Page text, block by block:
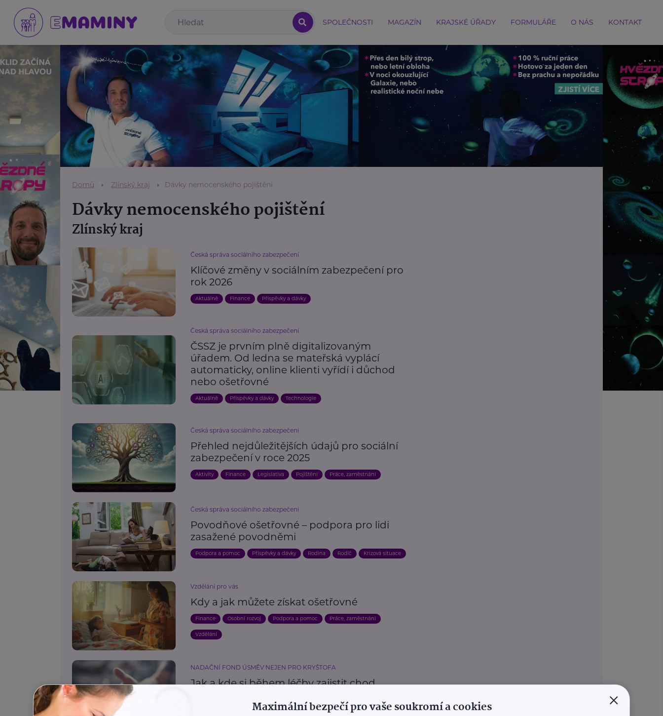
SPOLEČNOSTI MAGAZÍN KRAJSKÉ ÚŘADY FORMULÁŘE O NÁS KONTAKT
Domů Zlínský kraj Dávky nemocenského pojištění
Dávky nemocenského pojištění
Zlínský kraj
Česká správa sociálního zabezpečení
Klíčové změny v sociálním zabezpečení pro
rok 2026
Aktuálně Finance Příspěvky a dávky
Česká správa sociálního zabezpečení
ČSSZ je prvním plně digitalizovaným
úřadem. Od ledna se mateřská vyplácí
automaticky, online klienti vyřídí i důchod
nebo ošetřovné
Aktuálně Příspěvky a dávky Technologie
Česká správa sociálního zabezpečení
Přehled nejdůležitějších údajů pro sociální
zabezpečení v roce 2025
Aktivity Finance Legislativa Pojištění Práce, zaměstnání
Česká správa sociálního zabezpečení
Povodňové ošetřovné – podpora pro lidi
zasažené povodněmi
Podpora a pomoc Příspěvky a dávky Rodina Rodič Krizová situace
Vzdělání pro vás
Kdy a jak můžete získat ošetřovné
Finance Osobní rozvoj Podpora a pomoc Práce, zaměstnání
Vzdělání
NADAČNÍ FOND ÚSMĚV NEJEN PRO KRYŠTOFA
Jak a kde si během léčby zajistit chod
Příspěvky a dávky Nemoc ×
Maximální bezpečí pro vaše soukromí a cookies